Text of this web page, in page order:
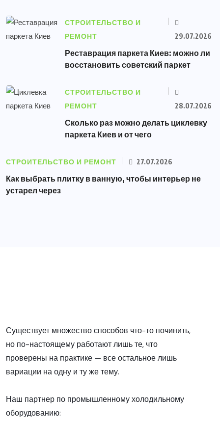
СТРОИТЕЛЬСТВО И
РЕМОНТ
29.07.2026
Реставрация паркета Киев: можно ли
восстановить советский паркет
СТРОИТЕЛЬСТВО И
РЕМОНТ
28.07.2026
Сколько раз можно делать циклевку
паркета Киев и от чего
СТРОИТЕЛЬСТВО И РЕМОНТ 27.07.2026
Как выбрать плитку в ванную, чтобы интерьер не
устарел через
Существует множество способов что-то починить,
но по-настоящему работают лишь те, что
проверены на практике — все остальное лишь
вариации на одну и ту же тему.
Наш партнер по промышленному холодильному
оборудованию: